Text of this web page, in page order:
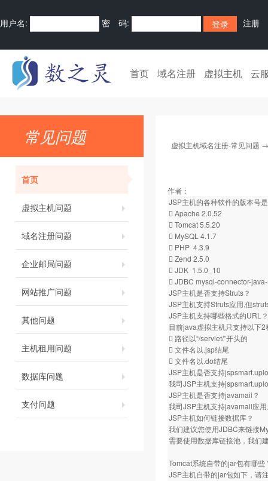
用户名: 密 码: 注册
首页 域名注册 虚拟主机 云
常见问题
首页
虚拟主机问题
域名注册问题
企业邮局问题
网站推广问题
其他问题
主机租用问题
数据库问题
支付问题
虚拟主机域名注册-常见问题
作者：
JSP主机的各种软件的版本号
 Apache 2.0.52
 Tomcat 5.5.20
 MySQL 4.1.7
 PHP 4.3.9
 Zend 2.5.0
 JDK 1.5.0_10
 JDBC mysql-connector-
JSP主机是否支持Struts？
JSP主机支持Struts应用,但
JSP主机支持哪些格式的URL？
目前java虚拟主机只支持以下2
 路径以“/servlet/”开头的
 文件名以.jsp结尾
 文件名以.do结尾
JSP主机是否支持
我司JSP主机支持
JSP主机是否支持javamail？
我司JSP主机支持javamail应
JSP主机如何链接数据库？
我们建议您使用JDBC来链接
需要使用数据库链接池，我们
Tomcat系统自带的jar包有哪些
JSP主机自带的jar包如下，请